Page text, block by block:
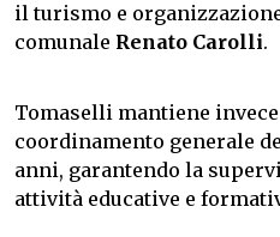
il turismo e
comunale Renato Carolli.
Tomaselli mantiene
coordinamento generale
anni, garantendo la
attività educative e